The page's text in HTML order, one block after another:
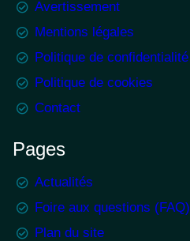
Avertissement
Mentions légales
Politique de confidentialité
Politique de cookies
Contact
Pages
Actualités
Foire aux questions (FAQ)
Plan du site